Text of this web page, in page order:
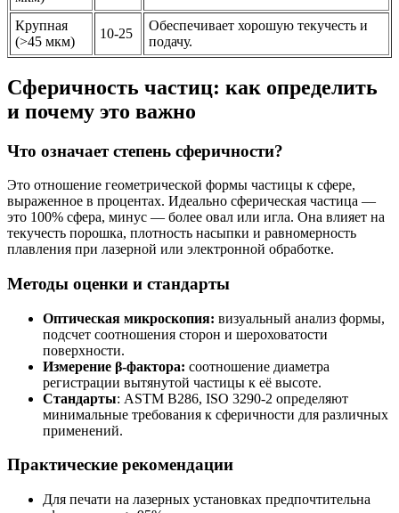
Крупная
(>45 мкм)
10-25
Обеспечивает хорошую текучесть и
подачу.
Сферичность частиц: как определить
и почему это важно
Что означает степень сферичности?
Это отношение геометрической формы частицы к сфере,
выраженное в процентах. Идеально сферическая частица —
это 100% сфера, минус — более овал или игла. Она влияет на
текучесть порошка, плотность насыпки и равномерность
плавления при лазерной или электронной обработке.
Методы оценки и стандарты
Оптическая микроскопия: визуальный анализ формы,
подсчет соотношения сторон и шероховатости
поверхности.
Измерение β-фактора: соотношение диаметра
регистрации вытянутой частицы к её высоте.
Стандарты: ASTM B286, ISO 3290-2 определяют
минимальные требования к сферичности для различных
применений.
Практические рекомендации
Для печати на лазерных установках предпочтительна